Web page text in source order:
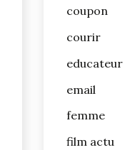
coupon
courir
educateur
email
femme
film actu